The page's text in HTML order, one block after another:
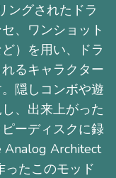
ングされたドラ
、ワンショット
）を用い、ドラ
るキャラクター
隠しコンボや遊
、出来上がった
ーディスクに録
Analog Architect
たこのモッド